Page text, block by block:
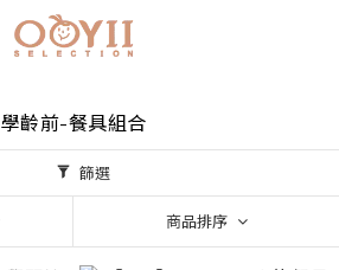
學齡前-餐具組合
篩選
商品排序